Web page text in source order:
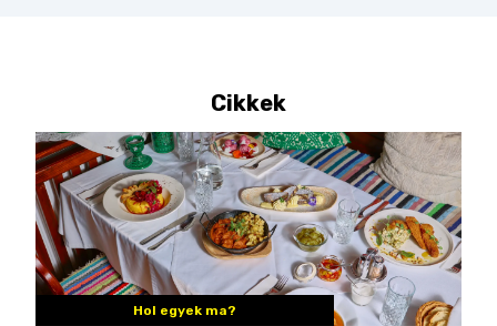
Cikkek
Hol egyek ma?